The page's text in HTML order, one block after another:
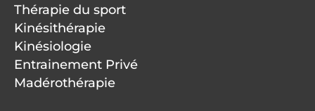
Thérapie du sport
Kinésithérapie
Kinésiologie
Entrainement Privé
Madérothérapie